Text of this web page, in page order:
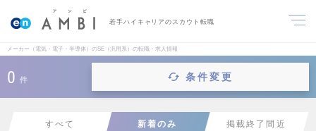
若手ハイキャリアのスカウト転職
メーカー（電気・電子・半導体）のSE（汎用系）の転職・求人情報
0 件 条件変更
すべて 新着のみ 掲載終了間近